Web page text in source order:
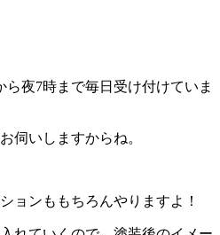
夜7時まで毎日受け付けていま
伺いしますからね。
ョンももちろんやりますよ！